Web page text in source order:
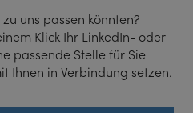
uns passen könnten?
Klick Ihr LinkedIn- oder
passende Stelle für Sie
Ihnen in Verbindung setzen.